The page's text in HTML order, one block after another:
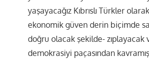
yaşayacağız Kıbrıslı Türkler
ekonomik güven derin biçimde
doğru olacak şekilde- zıplayacak
demokrasiyi paçasından